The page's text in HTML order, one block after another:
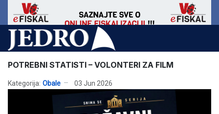
POTREBNI STATISTI – VOLONTERI ZA FILM
Kategorija: Obale 03 Jun 2026